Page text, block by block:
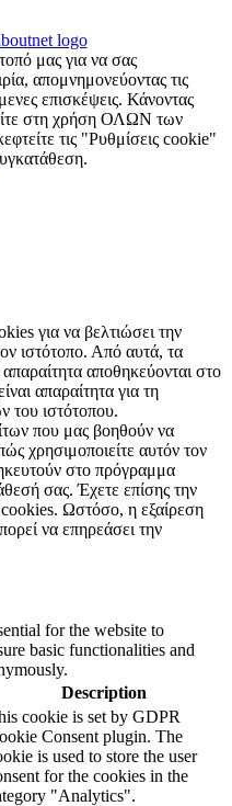
μας για να σας
απομνημονεύοντας τις
επισκέψεις. Κάνοντας
στη χρήση ΟΛΩΝ των
τις "Ρυθμίσεις cookie"
για να βελτιώσει την
ιστότοπο. Από αυτά, τα
αποθηκεύονται στο
απαραίτητα για τη
του ιστότοπου.
που μας βοηθούν να
χρησιμοποιείτε αυτόν τον
στο πρόγραμμα
σας. Έχετε επίσης την
cookies. Ωστόσο, η εξαίρεση
να επηρεάσει την
for the website to
basic functionalities and
Description
cookie is set by GDPR
Consent plugin. The
is used to store the user
for the cookies in the
"Analytics".